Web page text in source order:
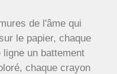
de l'âme qui
le papier, chaque
un battement
chaque crayon